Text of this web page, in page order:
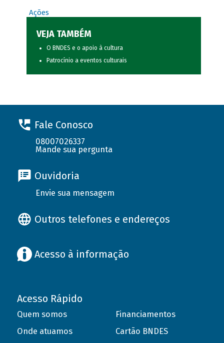
Ações
VEJA TAMBÉM
O BNDES e o apoio à cultura
Patrocínio a eventos culturais
Fale Conosco
08007026337
Mande sua pergunta
Ouvidoria
Envie sua mensagem
Outros telefones e endereços
Acesso à informação
Acesso Rápido
Quem somos
Onde atuamos
Financiamentos
Cartão BNDES